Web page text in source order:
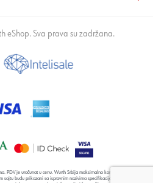
eShop. Sva prava su zadržana.
PDV je uračunat u cenu. Wurth Srbija maksimalno koristi
sajtu budu prikazani sa ispravnim nazivima specifikacija,